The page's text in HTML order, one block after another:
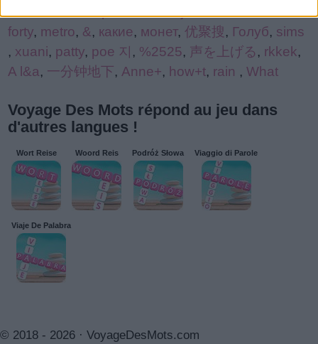
forty, metro, &, какие, монет, 优聚搜, Голуб, sims
, xuani, patty, poe 지 , %2525, 声を上げる , rkkek,
A l&a, 一分钟地下, Anne+, how+t, rain , What
Voyage Des Mots répond au jeu dans
d'autres langues !
Wort Reise Woord Reis Podróż Słowa Viaggio di Parole
Viaje De Palabra
© 2018 - 2026 · VoyageDesMots.com